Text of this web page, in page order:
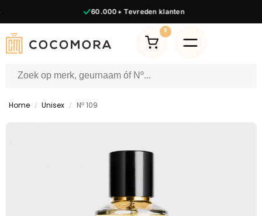
60.000+Tevreden klanten
0
Home / Unisex / Nº 109